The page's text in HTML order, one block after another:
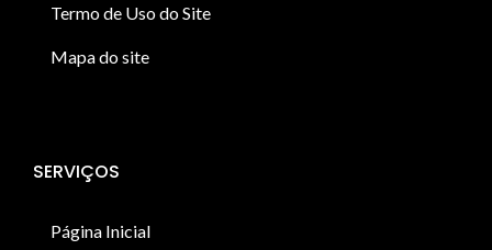
Termo de Uso do Site
Mapa do site
SERVIÇOS
Página Inicial